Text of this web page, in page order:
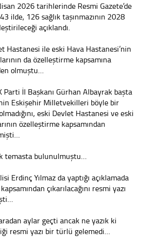
2026 tarihlerinde Resmi Gazete’de
ilde, 126 sağlık taşınmazının 2028
açıklandı.
Hastanesi ile eski Hava Hastanesi’nin
da özelleştirme kapsamına
olmuştu…
Parti İl Başkanı Gürhan Albayrak başta
Eskişehir Milletvekilleri böyle bir
eski Devlet Hastanesi ve eski
özelleştirme kapsamından
temasta bulunulmuştu…
Erdinç Yılmaz da yaptığı açıklamada
çıkarılacağını resmi yazı
aylar geçti ancak ne yazık ki
resmi yazı bir türlü gelemedi…